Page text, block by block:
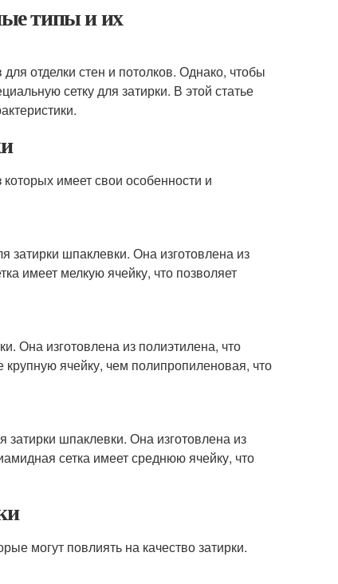
типы и их
отделки стен и потолков. Однако, чтобы
сетку для затирки. В этой статье
имеет свои особенности и
затирки шпаклевки. Она изготовлена из
имеет мелкую ячейку, что позволяет
Она изготовлена из полиэтилена, что
ячейку, чем полипропиленовая, что
шпаклевки. Она изготовлена из
сетка имеет среднюю ячейку, что
могут повлиять на качество затирки.